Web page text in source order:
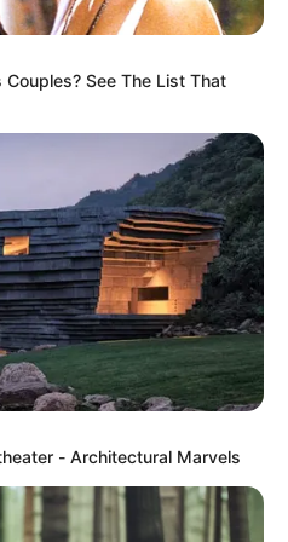
buscó con ahínco el gol
al PSG
golpea
See The List That
- Architectural Marvels